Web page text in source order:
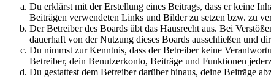
Du erklärst mit der Erstellung eines Beitrags, dass er keine
Beiträgen verwendeten Links und Bilder zu setzen bzw. zu
Der Betreiber des Boards übt das Hausrecht aus. Bei
dauerhaft von der Nutzung dieses Boards ausschließen und
Du nimmst zur Kenntnis, dass der Betreiber keine
Betreiber, dein Benutzerkonto, Beiträge und Funktionen
Du gestattest dem Betreiber darüber hinaus, deine Beiträge